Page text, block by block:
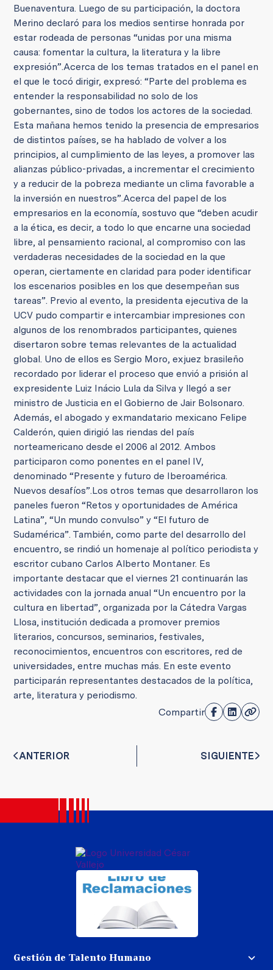
Buenaventura. Luego de su participación, la doctora
Merino declaró para los medios sentirse honrada por
estar rodeada de personas “unidas por una misma
causa: fomentar la cultura, la literatura y la libre
expresión”.Acerca de los temas tratados en el panel en
el que le tocó dirigir, expresó: “Parte del problema es
entender la responsabilidad no solo de los
gobernantes, sino de todos los actores de la sociedad.
Esta mañana hemos tenido la presencia de empresarios
de distintos países, se ha hablado de volver a los
principios, al cumplimiento de las leyes, a promover las
alianzas público-privadas, a incrementar el crecimiento
y a reducir de la pobreza mediante un clima favorable a
la inversión en nuestros”.Acerca del papel de los
empresarios en la economía, sostuvo que “deben acudir
a la ética, es decir, a todo lo que encarne una sociedad
libre, al pensamiento racional, al compromiso con las
verdaderas necesidades de la sociedad en la que
operan, ciertamente en claridad para poder identificar
los escenarios posibles en los que desempeñan sus
tareas”. Previo al evento, la presidenta ejecutiva de la
UCV pudo compartir e intercambiar impresiones con
algunos de los renombrados participantes, quienes
disertaron sobre temas relevantes de la actualidad
global. Uno de ellos es Sergio Moro, exjuez brasileño
recordado por liderar el proceso que envió a prisión al
expresidente Luiz Inácio Lula da Silva y llegó a ser
ministro de Justicia en el Gobierno de Jair Bolsonaro.
Además, el abogado y exmandatario mexicano Felipe
Calderón, quien dirigió las riendas del país
norteamericano desde el 2006 al 2012. Ambos
participaron como ponentes en el panel IV,
denominado “Presente y futuro de Iberoamérica.
Nuevos desafíos”.Los otros temas que desarrollaron los
paneles fueron “Retos y oportunidades de América
Latina”, “Un mundo convulso” y “El futuro de
Sudamérica”. También, como parte del desarrollo del
encuentro, se rindió un homenaje al político periodista y
escritor cubano Carlos Alberto Montaner. Es
importante destacar que el viernes 21 continuarán las
actividades con la jornada anual “Un encuentro por la
cultura en libertad”, organizada por la Cátedra Vargas
Llosa, institución dedicada a promover premios
literarios, concursos, seminarios, festivales,
reconocimientos, encuentros con escritores, red de
universidades, entre muchas más. En este evento
participarán representantes destacados de la política,
arte, literatura y periodismo.
Compartir
ANTERIOR SIGUIENTE
Gestión de Talento Humano